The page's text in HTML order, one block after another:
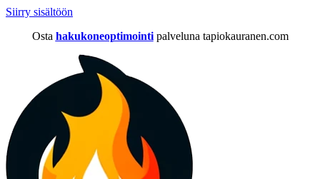
Siirry sisältöön
Osta hakukoneoptimointi palveluna tapiokauranen.com